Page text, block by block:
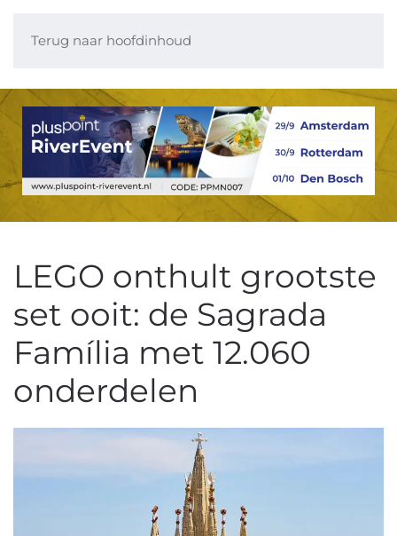
Terug naar hoofdinhoud
LEGO onthult grootste
set ooit: de Sagrada
Família met 12.060
onderdelen